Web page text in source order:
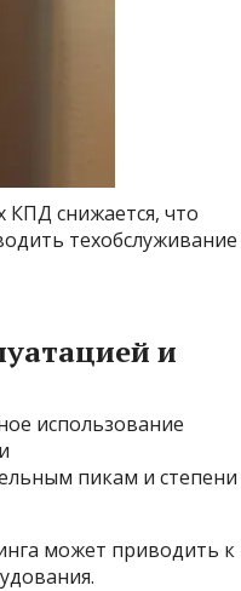
КПД снижается, что
техобслуживание
и
использование
пикам и степени
может приводить к